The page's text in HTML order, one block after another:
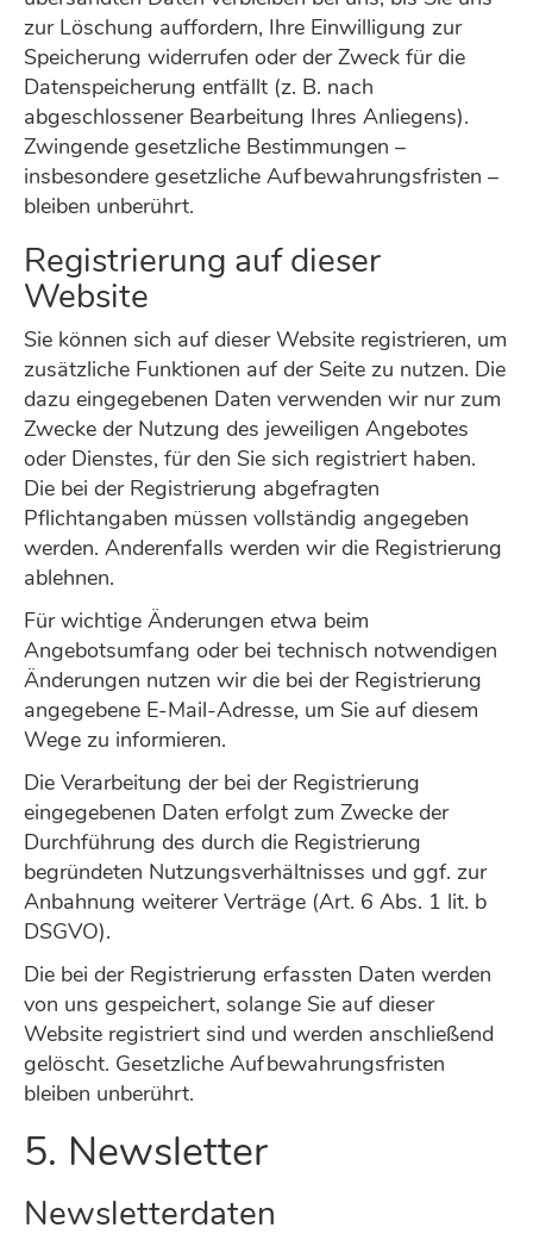
zur Löschung auffordern, Ihre Einwilligung zur
Speicherung widerrufen oder der Zweck für die
Datenspeicherung entfällt (z. B. nach
abgeschlossener Bearbeitung Ihres Anliegens).
Zwingende gesetzliche Bestimmungen –
insbesondere gesetzliche Aufbewahrungsfristen –
bleiben unberührt.
Registrierung auf dieser
Website
Sie können sich auf dieser Website registrieren, um
zusätzliche Funktionen auf der Seite zu nutzen. Die
dazu eingegebenen Daten verwenden wir nur zum
Zwecke der Nutzung des jeweiligen Angebotes
oder Dienstes, für den Sie sich registriert haben.
Die bei der Registrierung abgefragten
Pflichtangaben müssen vollständig angegeben
werden. Anderenfalls werden wir die Registrierung
ablehnen.
Für wichtige Änderungen etwa beim
Angebotsumfang oder bei technisch notwendigen
Änderungen nutzen wir die bei der Registrierung
angegebene E-Mail-Adresse, um Sie auf diesem
Wege zu informieren.
Die Verarbeitung der bei der Registrierung
eingegebenen Daten erfolgt zum Zwecke der
Durchführung des durch die Registrierung
begründeten Nutzungsverhältnisses und ggf. zur
Anbahnung weiterer Verträge (Art. 6 Abs. 1 lit. b
DSGVO).
Die bei der Registrierung erfassten Daten werden
von uns gespeichert, solange Sie auf dieser
Website registriert sind und werden anschließend
gelöscht. Gesetzliche Aufbewahrungsfristen
bleiben unberührt.
5. Newsletter
Newsletterdaten